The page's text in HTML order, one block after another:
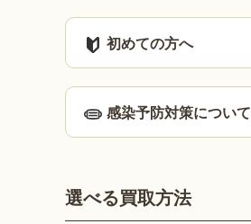
初めての方へ
感染予防対策について
選べる買取方法